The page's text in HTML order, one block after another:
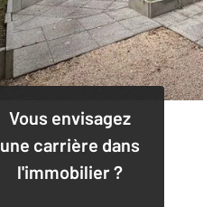
Vous envisagez
une carrière dans
l'immobilier ?